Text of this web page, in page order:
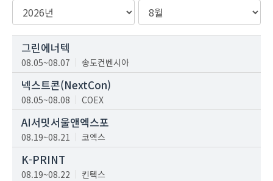
그린에너텍
08.05~08.07 송도컨벤시아
넥스트콘(NextCon)
08.05~08.08 COEX
AI서밋서울앤엑스포
08.19~08.21 코엑스
K-PRINT
08.19~08.22 킨텍스